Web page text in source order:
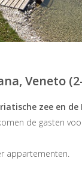
Veneto
zee en de
de gasten
appartementen.